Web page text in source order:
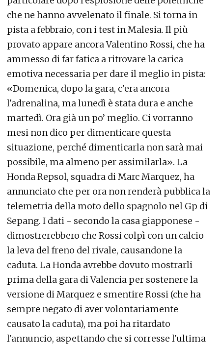
che ne hanno avvelenato il finale. Si torna in
pista a febbraio, con i test in Malesia. Il più
provato appare ancora Valentino Rossi, che ha
ammesso di far fatica a ritrovare la carica
emotiva necessaria per dare il meglio in pista:
«Domenica, dopo la gara, c'era ancora
l'adrenalina, ma lunedì è stata dura e anche
martedì. Ora già un po’ meglio. Ci vorranno
mesi non dico per dimenticare questa
situazione, perché dimenticarla non sarà mai
possibile, ma almeno per assimilarla». La
Honda Repsol, squadra di Marc Marquez, ha
annunciato che per ora non renderà pubblica la
telemetria della moto dello spagnolo nel Gp di
Sepang. I dati - secondo la casa giapponese -
dimostrerebbero che Rossi colpì con un calcio
la leva del freno del rivale, causandone la
caduta. La Honda avrebbe dovuto mostrarli
prima della gara di Valencia per sostenere la
versione di Marquez e smentire Rossi (che ha
sempre negato di aver volontariamente
causato la caduta), ma poi ha ritardato
l'annuncio, aspettando che si corresse l'ultima